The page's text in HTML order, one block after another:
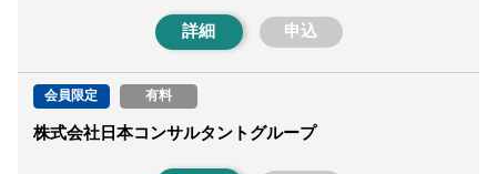
詳細 申込
会員限定 有料
株式会社日本コンサルタントグループ